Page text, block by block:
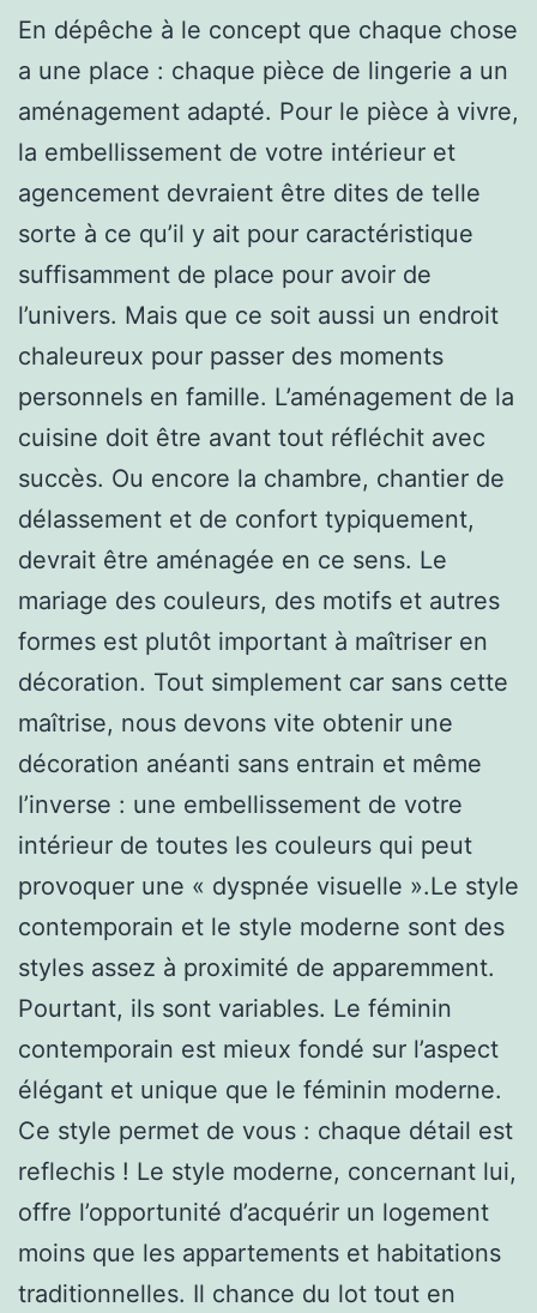
En dépêche à le concept que chaque chose
a une place : chaque pièce de lingerie a un
aménagement adapté. Pour le pièce à vivre,
la embellissement de votre intérieur et
agencement devraient être dites de telle
sorte à ce qu’il y ait pour caractéristique
suffisamment de place pour avoir de
l’univers. Mais que ce soit aussi un endroit
chaleureux pour passer des moments
personnels en famille. L’aménagement de la
cuisine doit être avant tout réfléchit avec
succès. Ou encore la chambre, chantier de
délassement et de confort typiquement,
devrait être aménagée en ce sens. Le
mariage des couleurs, des motifs et autres
formes est plutôt important à maîtriser en
décoration. Tout simplement car sans cette
maîtrise, nous devons vite obtenir une
décoration anéanti sans entrain et même
l’inverse : une embellissement de votre
intérieur de toutes les couleurs qui peut
provoquer une « dyspnée visuelle ».Le style
contemporain et le style moderne sont des
styles assez à proximité de apparemment.
Pourtant, ils sont variables. Le féminin
contemporain est mieux fondé sur l’aspect
élégant et unique que le féminin moderne.
Ce style permet de vous : chaque détail est
reflechis ! Le style moderne, concernant lui,
offre l’opportunité d’acquérir un logement
moins que les appartements et habitations
traditionnelles. Il chance du lot tout en